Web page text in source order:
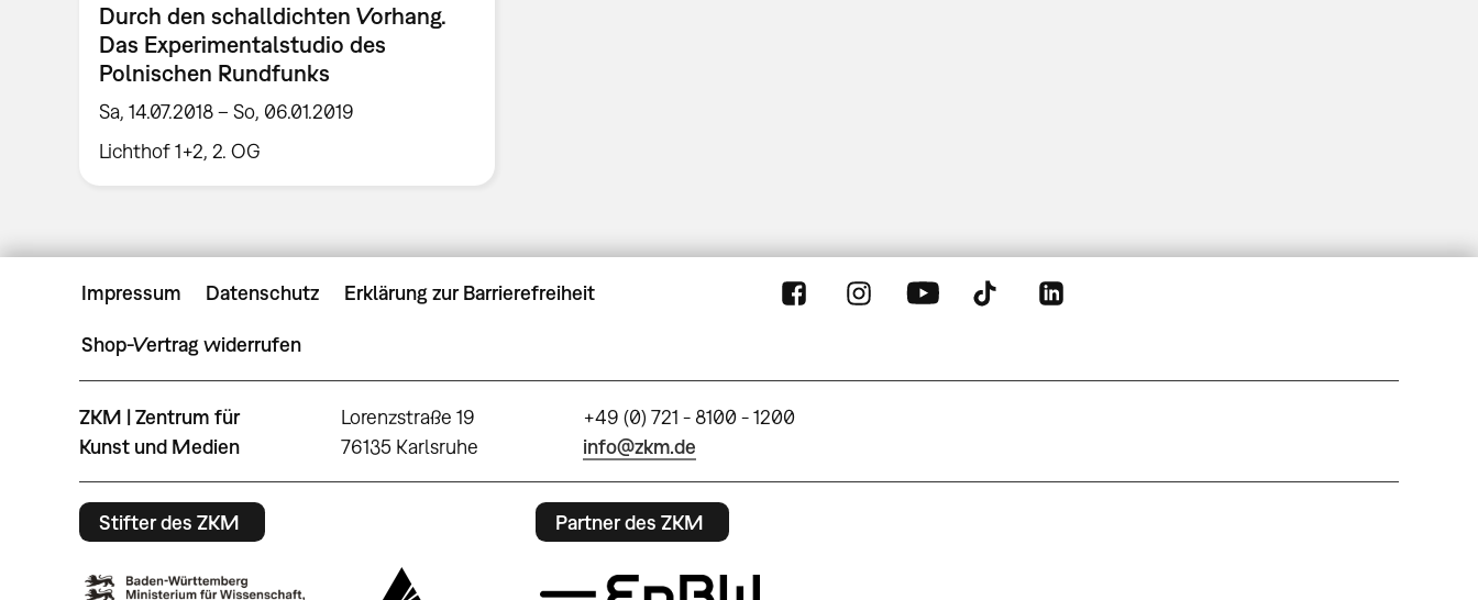
Durch den schalldichten Vorhang.
Das Experimentalstudio des
Polnischen Rundfunks
Sa, 14.07.2018 – So, 06.01.2019
Lichthof 1+2, 2. OG
Impressum Datenschutz Erklärung zur Barrierefreiheit
Shop-Vertrag widerrufen
ZKM | Zentrum für
Kunst und Medien
Lorenzstraße 19
76135 Karlsruhe
+49 (0) 721 - 8100 - 1200
info@zkm.de
Stifter des ZKM Partner des ZKM